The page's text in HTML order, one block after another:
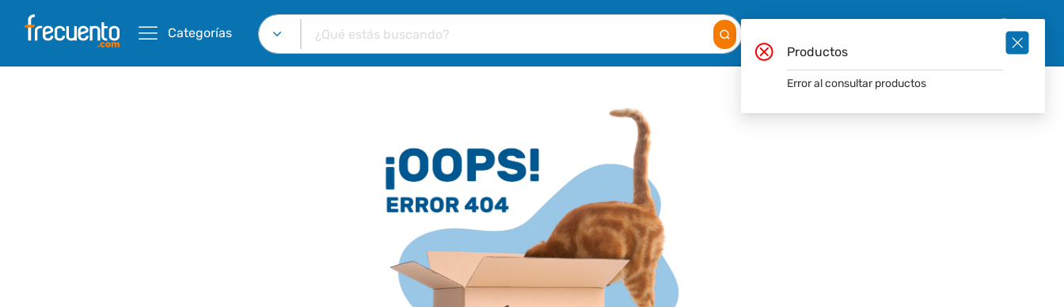
Categorías
Productos
Error al consultar productos